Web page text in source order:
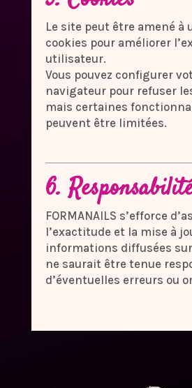
Le site peut être amené à
cookies pour améliorer
utilisateur.
Vous pouvez configurer
navigateur pour refuser
mais certaines
peuvent être limitées.
6.
FORMANAILS s’efforce
l’exactitude et la mise à
informations diffusées
ne saurait être tenue
d’éventuelles erreurs ou